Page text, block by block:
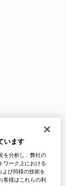
います
を分析し、弊社の
ワーク上における
び同様の技術を
客様はこれらの利